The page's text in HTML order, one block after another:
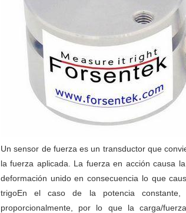
Un sensor de fuerza es un transductor que
la fuerza aplicada. La fuerza en acción causa
deformación unido en consecuencia lo que
trigoEn el caso de la potencia
proporcionalmente, por lo que la carga/